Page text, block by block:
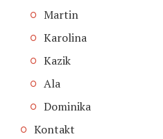
Martin
Karolina
Kazik
Ala
Dominika
Kontakt